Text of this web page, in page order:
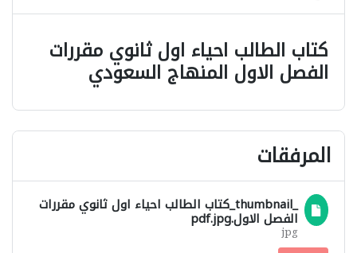
كتاب الطالب احياء اول ثانوي مقررات
الفصل الاول المنهاج السعودي
المرفقات
_thumbnail_كتاب الطالب احياء اول ثانوي مقررات
الفصل الاول.pdf.jpg
jpg